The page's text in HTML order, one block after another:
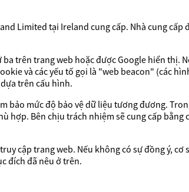
Limited tại Ireland cung cấp. Nhà cung
trên trang web hoặc được Google hiển thị.
và các yếu tố gọi là "web beacon" (các
trên cấu hình.
bảo mức độ bảo vệ dữ liệu tương đương.
hợp. Bên chịu trách nhiệm sẽ cung cấp
cập trang web. Nếu không có sự đồng ý,
đích đã nêu ở trên.